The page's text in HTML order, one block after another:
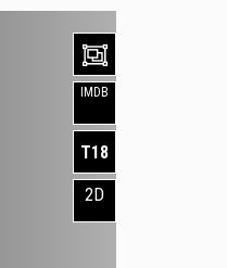
IMDB
T18
2D